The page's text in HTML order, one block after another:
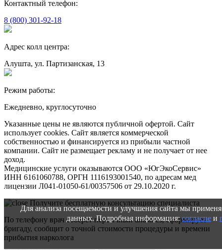
Контактный телефон:
8 (800) 301-92-18
Адрес колл центра:
Алушта, ул. Партизанская, 13
Режим работы:
Ежедневно, круглосуточно
Указанные цены не являются публичной офертой. Сайт
использует cookies. Сайт является коммерческой
собственностью и финансируется из прибыли частной
компании. Сайт не размещает рекламу и не получает от нее
доход.
Медицинские услуги оказываются ООО «ЮгЭкоСервис»
ИНН 6161060788, ОРГН 1116193001540, по адресам мед
лицензии Л041-01050-61/00357506 от 29.10.2020 г.
Для анализа посещаемости и улучшения сайта мы
данных. Подробная информация:согласие и
Получите бесплатную консультацию специалиста
По телефону врач соберет первичный анамнез, сформирует
бригаду, сообщит о точной стоимости процедуры и времени
прибытия нарколога